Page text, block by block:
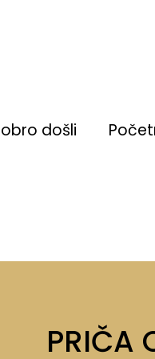
došli
PRIČA